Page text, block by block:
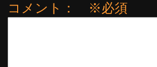
コメント： ※必須